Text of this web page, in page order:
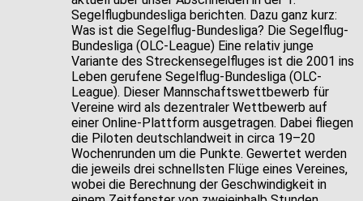
Segelflugbundesliga berichten. Dazu ganz kurz:
Was ist die Segelflug-Bundesliga? Die Segelflug-
Bundesliga (OLC-League) Eine relativ junge
Variante des Streckensegelfluges ist die 2001 ins
Leben gerufene Segelflug-Bundesliga (OLC-
League). Dieser Mannschaftswettbewerb für
Vereine wird als dezentraler Wettbewerb auf
einer Online-Plattform ausgetragen. Dabei fliegen
die Piloten deutschlandweit in circa 19–20
Wochenrunden um die Punkte. Gewertet werden
die jeweils drei schnellsten Flüge eines Vereines,
wobei die Berechnung der Geschwindigkeit in